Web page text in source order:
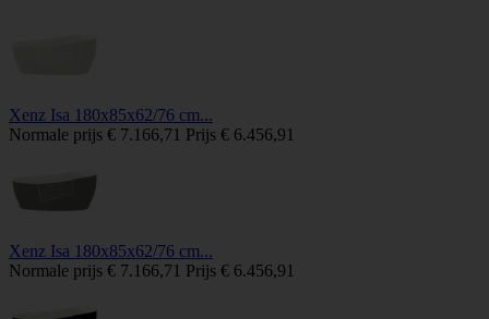
Xenz Isa 180x85x62/76 cm...
Normale prijs € 7.166,71 Prijs € 6.456,91
Xenz Isa 180x85x62/76 cm...
Normale prijs € 7.166,71 Prijs € 6.456,91